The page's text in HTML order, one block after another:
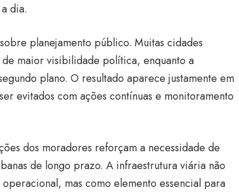
dia.
planejamento público. Muitas cidades
maior visibilidade política, enquanto a
plano. O resultado aparece justamente em
evitados com ações contínuas e monitoramento
dos moradores reforçam a necessidade de
de longo prazo. A infraestrutura viária não
mas como elemento essencial para